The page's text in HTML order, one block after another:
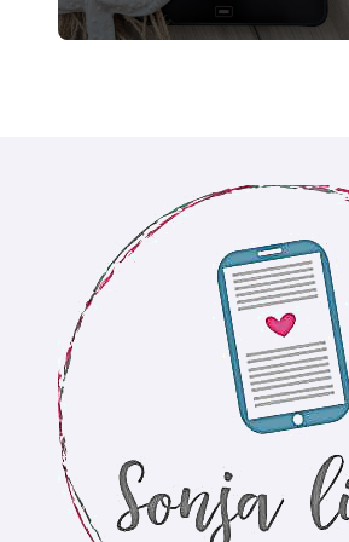
Sommer und Karamell